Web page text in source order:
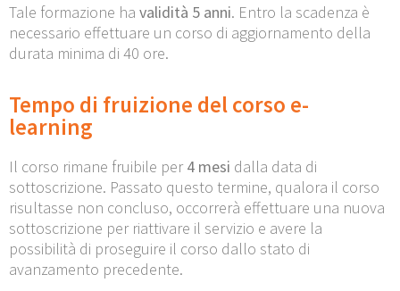
Tale formazione ha validità 5 anni. Entro la scadenza è
necessario effettuare un corso di aggiornamento della
durata minima di 40 ore.
Tempo di fruizione del corso e-
learning
Il corso rimane fruibile per4 mesi dalla data di
sottoscrizione. Passato questo termine, qualora il corso
risultasse non concluso, occorrerà effettuare una nuova
sottoscrizione per riattivare il servizio e avere la
possibilità di proseguire il corso dallo stato di
avanzamento precedente.